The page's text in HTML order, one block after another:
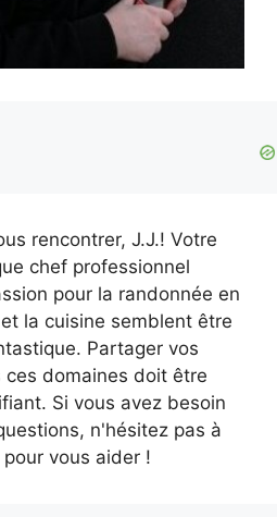
rencontrer, J.J.! Votre
chef professionnel
pour la randonnée en
la cuisine semblent être
Partager vos
ces domaines doit être
Si vous avez besoin
n'hésitez pas à
vous aider !